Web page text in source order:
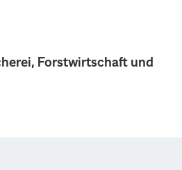
Forstwirtschaft und